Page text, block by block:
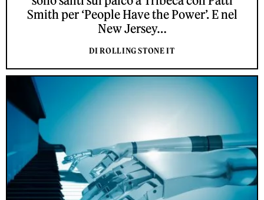
Smith per ‘People Have the Power’. E nel
New Jersey…
DI ROLLING STONE IT